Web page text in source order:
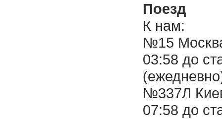
Поезд
К нам:
№15
03:58 до
№337Л
07:58 до